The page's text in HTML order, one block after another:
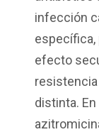
infección
efecto
distinta.